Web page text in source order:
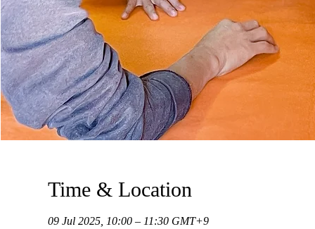
Time & Location
09 Jul 2025, 10:00 – 11:30 GMT+9